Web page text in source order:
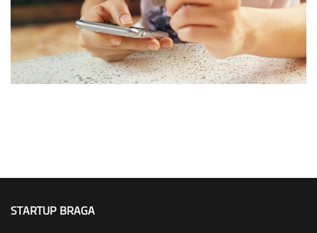
STARTUP BRAGA